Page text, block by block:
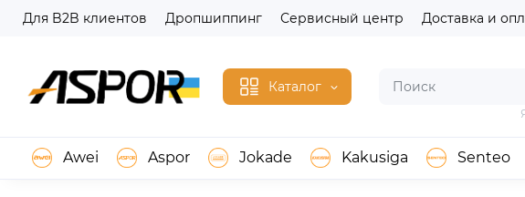
Для B2B клиентов Дропшиппинг Сервисный центр Доставка и
Каталог
Awei Aspor Jokade Kakusiga Senteo